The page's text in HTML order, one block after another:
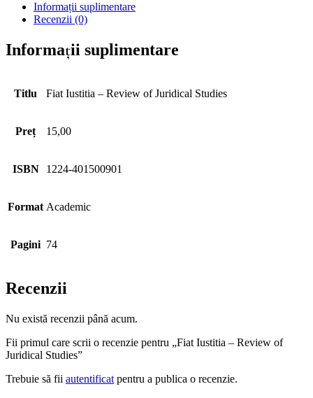
Informații suplimentare
Recenzii (0)
Informații suplimentare
Titlu Fiat Iustitia – Review of Juridical Studies
Preț 15,00
ISBN 1224‐401500901
Format Academic
Pagini 74
Recenzii
Nu există recenzii până acum.
Fii primul care scrii o recenzie pentru „Fiat Iustitia – Review of
Juridical Studies”
Trebuie să fii autentificat pentru a publica o recenzie.